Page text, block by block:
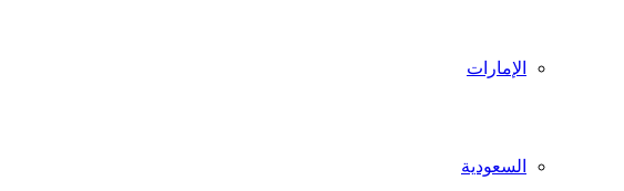
الإمارات
السعودية